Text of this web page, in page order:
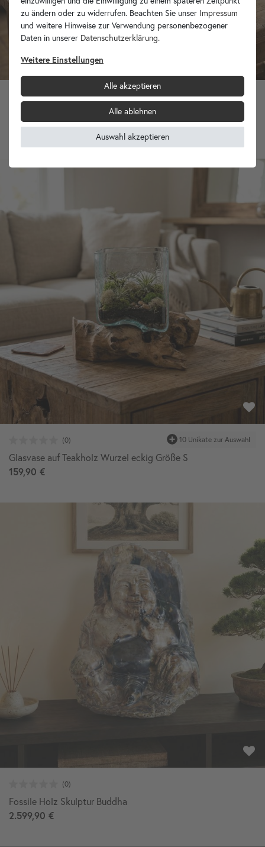
Teakholz Schale Kayan rustikal rund natur
59,90 €
Glasvase auf Teakholz Wurzel eckig Größe S
159,90 €
Fossile Holz Skulptur Buddha
2.599,90 €
zu ändern oder zu widerrufen. Beachten Sie unser Impressum
und weitere Hinweise zur Verwendung personenbezogener
Daten in unserer Daten­schutz­erklärung.
Weitere Einstellungen
Alle akzeptieren
Alle ablehnen
Auswahl akzeptieren